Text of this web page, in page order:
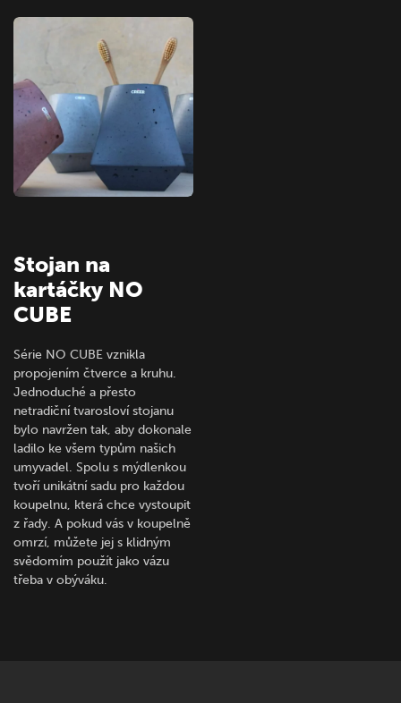
Stojan na
kartáčky NO
CUBE
Série NO CUBE vznikla
propojením čtverce a kruhu.
Jednoduché a přesto
netradiční tvarosloví stojanu
bylo navržen tak, aby dokonale
ladilo ke všem typům našich
umyvadel. Spolu s mýdlenkou
tvoří unikátní sadu pro každou
koupelnu, která chce vystoupit
z řady. A pokud vás v koupelně
omrzí, můžete jej s klidným
svědomím použít jako vázu
třeba v obýváku.